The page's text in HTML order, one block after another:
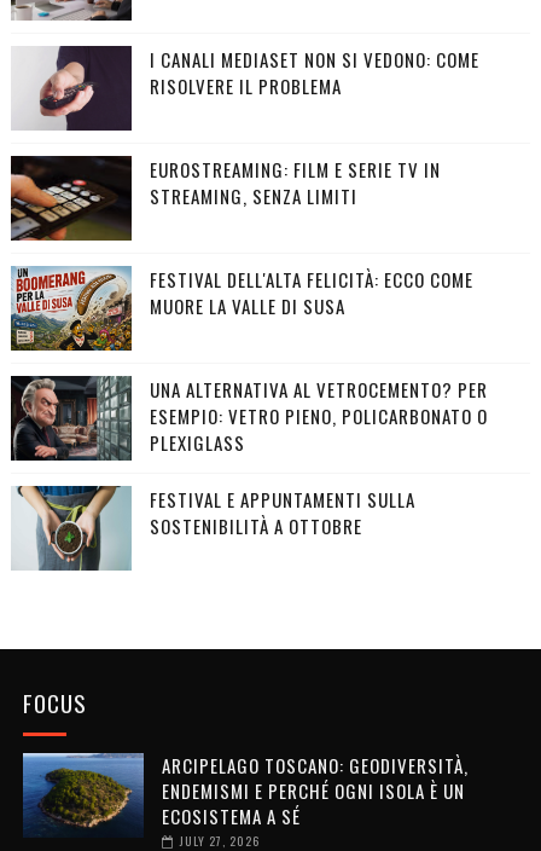
I CANALI MEDIASET NON SI VEDONO: COME
RISOLVERE IL PROBLEMA
EUROSTREAMING: FILM E SERIE TV IN
STREAMING, SENZA LIMITI
FESTIVAL DELL'ALTA FELICITÀ: ECCO COME
MUORE LA VALLE DI SUSA
UNA ALTERNATIVA AL VETROCEMENTO? PER
ESEMPIO: VETRO PIENO, POLICARBONATO O
PLEXIGLASS
FESTIVAL E APPUNTAMENTI SULLA
SOSTENIBILITÀ A OTTOBRE
FOCUS
ARCIPELAGO TOSCANO: GEODIVERSITÀ,
ENDEMISMI E PERCHÉ OGNI ISOLA È UN
ECOSISTEMA A SÉ
JULY 27, 2026